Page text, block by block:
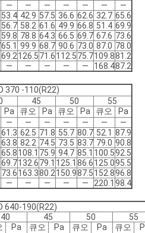
― ― ― ― ― ―
―
53.4 42.9 57.5 36.6 62.6 32.7 65.6
56.7 58.2 61.6 49.9 66.8 51.4 69.9
59.8 78.8 64.3 66.5 69.7 67.6 73.6
65.1 99.9 68.7 90.6 73.0 87.0 78.0
69.2126.571.6112.575.7109.881.2
― ― ― ― ― 168.487.2
370 -110(R22)
45 50
55
Pa 큐오 Pa 큐오 Pa 큐오
Pa
― ― ― ― ― ―
―
61.3 62.5 71.8 55.7 80.7 52.1 87.9
63.8 82.2 74.5 73.5 83.7 79.0 90.8
65.8108.1 75.9 94.7 85.1 100.592.5
69.7132.679.1 125.1 86.6125.095.5
73.6163.380.2150.987.5152.896.8
― ― ― ― ― 220.1 98.4
640-190(R22)
40 45 50
55
Pa 큐오 Pa 큐오 Pa 큐오